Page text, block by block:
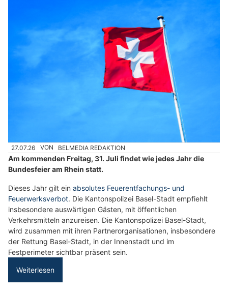
27.07.26 VON BELMEDIA REDAKTION
Am kommenden Freitag, 31. Juli findet wie jedes Jahr die
Bundesfeier am Rhein statt.
Dieses Jahr gilt ein absolutes Feuerentfachungs- und
Feuerwerksverbot. Die Kantonspolizei Basel-Stadt empfiehlt
insbesondere auswärtigen Gästen, mit öffentlichen
Verkehrsmitteln anzureisen. Die Kantonspolizei Basel-Stadt,
wird zusammen mit ihren Partnerorganisationen, insbesondere
der Rettung Basel-Stadt, in der Innenstadt und im
Festperimeter sichtbar präsent sein.
Weiterlesen